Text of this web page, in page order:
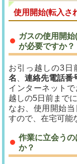
使用開始(転入さ
ガスの使用開
が必要ですか？
お引っ越しの3日
名
連絡先電話番
インターネット
越しの5日前まで
なお、使用開始
すので、在宅可能
作業に立会う
か？